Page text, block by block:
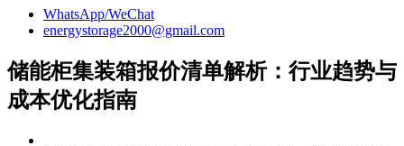
WhatsApp/WeChat
energystorage2000@gmail.com
储能柜集装箱报价清单解析：行业趋势与
成本优化指南